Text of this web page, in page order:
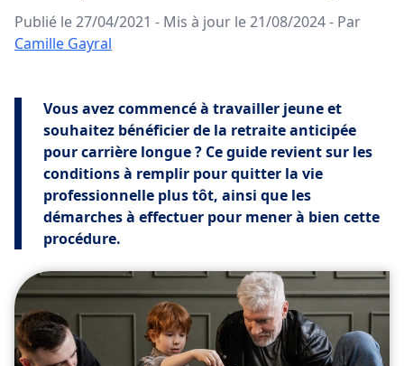
Publié le 27/04/2021 - Mis à jour le 21/08/2024 - Par
Camille Gayral
Vous avez commencé à travailler jeune et
souhaitez bénéficier de la retraite anticipée
pour carrière longue ? Ce guide revient sur les
conditions à remplir pour quitter la vie
professionnelle plus tôt, ainsi que les
démarches à effectuer pour mener à bien cette
procédure.